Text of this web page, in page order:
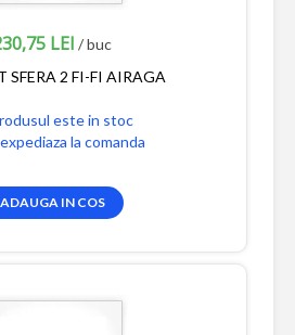
LEI / buc
SFERA 2 FI-FI AIRAGA
este in stoc
la comanda
ADAUGA IN COS